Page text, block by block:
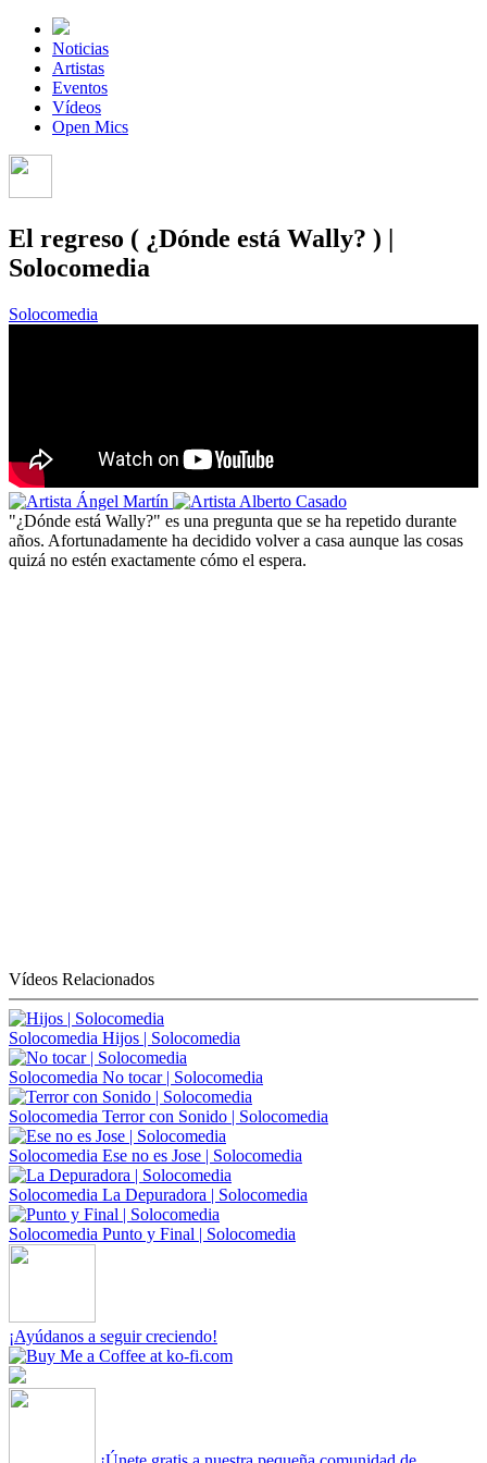
Noticias
Artistas
Eventos
Vídeos
Open Mics
El regreso ( ¿Dónde está Wally? ) |
Solocomedia
Solocomedia
"¿Dónde está Wally?" es una pregunta que se ha repetido durante
años. Afortunadamente ha decidido volver a casa aunque las cosas
quizá no estén exactamente cómo el espera.
Vídeos Relacionados
Solocomedia Hijos | Solocomedia
Solocomedia No tocar | Solocomedia
Solocomedia Terror con Sonido | Solocomedia
Solocomedia Ese no es Jose | Solocomedia
Solocomedia La Depuradora | Solocomedia
Solocomedia Punto y Final | Solocomedia
¡Ayúdanos a seguir creciendo!